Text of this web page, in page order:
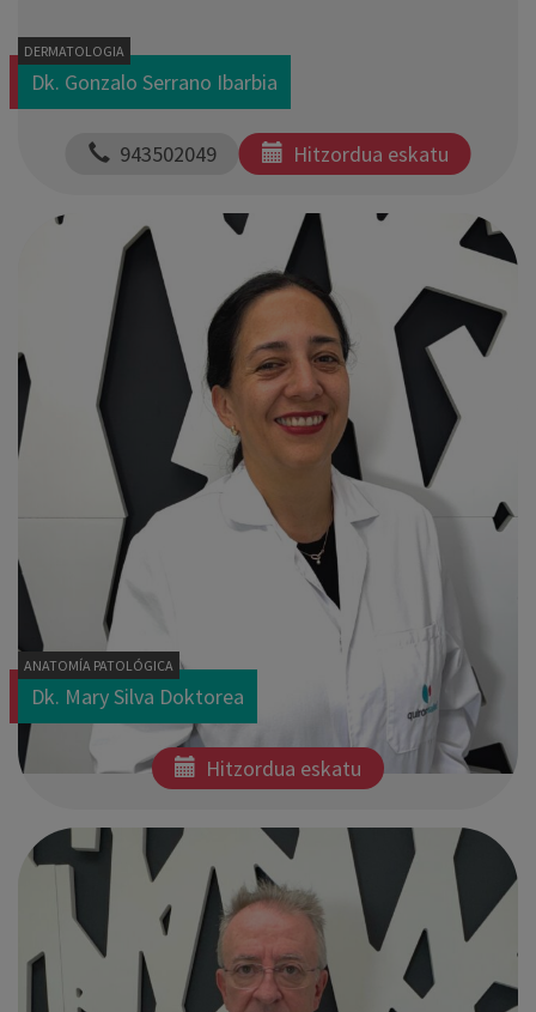
DERMATOLOGIA
Dk. Gonzalo Serrano Ibarbia
943502049 Hitzordua eskatu
ANATOMÍA PATOLÓGICA
Dk. Mary Silva Doktorea
Hitzordua eskatu